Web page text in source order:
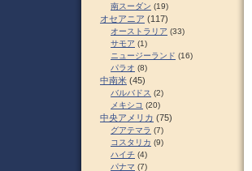
南スーダン (19)
オセアニア (117)
オーストラリア (33)
サモア (1)
ニュージーランド (16)
パラオ (8)
中南米 (45)
バルバドス (2)
メキシコ (20)
中央アメリカ (75)
グアテマラ (7)
コスタリカ (9)
ハイチ (4)
パナマ (7)